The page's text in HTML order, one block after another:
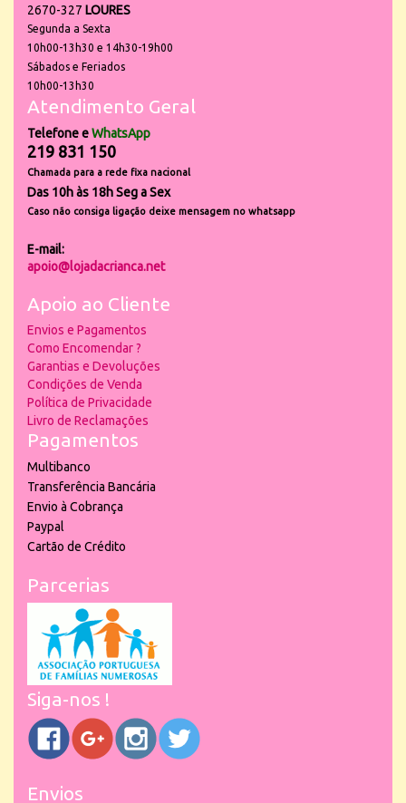
2670-327 LOURES
Segunda a Sexta
10h00-13h30 e 14h30-19h00
Sábados e Feriados
10h00-13h30
Atendimento Geral
Telefone eWhatsApp
219 831 150
Chamada para a rede fixa nacional
Das 10h às 18h Seg a Sex
Caso não consiga ligação deixe mensagem no whatsapp
E-mail:
apoio@lojadacrianca.net
Apoio ao Cliente
Envios e Pagamentos
Como Encomendar ?
Garantias e Devoluções
Condições de Venda
Política de Privacidade
Livro de Reclamações
Pagamentos
Multibanco
Transferência Bancária
Envio à Cobrança
Paypal
Cartão de Crédito
Parcerias
Siga-nos !
Envios